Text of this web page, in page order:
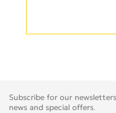
Subscribe for our
news and special offers.